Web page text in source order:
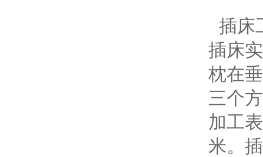
插床
插床
枕在
三个
加工
米。